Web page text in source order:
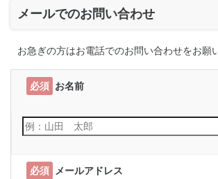
メールでのお問い合わせ
お急ぎの方はお電話でのお問い合わせをお願
必須 お名前
必須 メールアドレス